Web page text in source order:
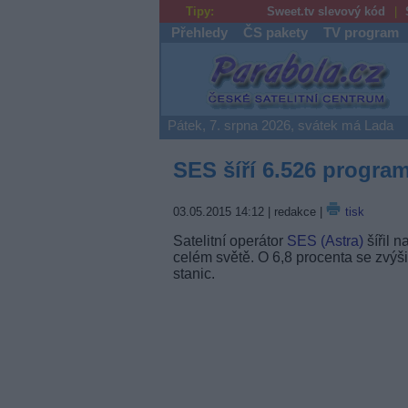
Tipy: Sweet.tv slevový kód
Přehledy ČS pakety TV program
Parabola.cz
Pátek, 7. srpna 2026, svátek má Lada
SES šíří 6.526
03.05.2015 14:12| redakce | tisk
Satelitní operátor SES (Astra) šířil
celém světě. O 6,8 procenta se
stanic.